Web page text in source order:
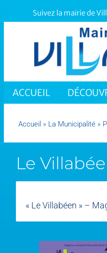
Suivez la mairie de
ACCUEIL
Accueil » La Municipalité »
Le
« Le Villabéen » –